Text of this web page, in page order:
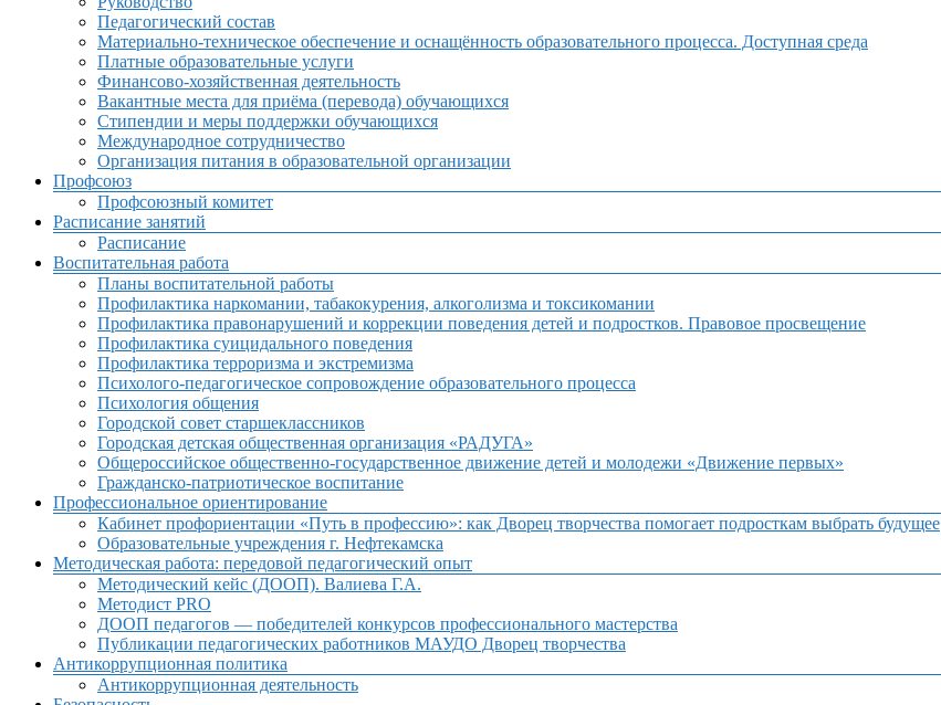
Педагогический состав
Материально-техническое обеспечение и оснащённость образовательного процесса. Доступная среда
Платные образовательные услуги
Финансово-хозяйственная деятельность
Вакантные места для приёма (перевода) обучающихся
Стипендии и меры поддержки обучающихся
Международное сотрудничество
Организация питания в образовательной организации
Профсоюз
Профсоюзный комитет
Расписание занятий
Расписание
Воспитательная работа
Планы воспитательной работы
Профилактика наркомании, табакокурения, алкоголизма и токсикомании
Профилактика правонарушений и коррекции поведения детей и подростков. Правовое просвещение
Профилактика суицидального поведения
Профилактика терроризма и экстремизма
Психолого-педагогическое сопровождение образовательного процесса
Психология общения
Городской совет старшеклассников
Городская детская общественная организация «РАДУГА»
Общероссийское общественно-государственное движение детей и молодежи «Движение первых»
Гражданско-патриотическое воспитание
Профессиональное ориентирование
Кабинет профориентации «Путь в профессию»: как Дворец творчества помогает подросткам выбрать будущее
Образовательные учреждения г. Нефтекамска
Методическая работа: передовой педагогический опыт
Методический кейс (ДООП). Валиева Г.А.
Методист PRO
ДООП педагогов — победителей конкурсов профессионального мастерства
Публикации педагогических работников МАУДО Дворец творчества
Антикоррупционная политика
Антикоррупционная деятельность